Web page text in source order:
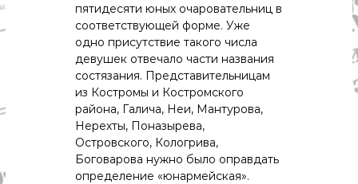
о
с
т
р
о
м
к
о
й
о
б
пятидесяти юных очаровательниц в
соответствующей форме. Уже
одно присутствие такого числа
девушек отвечало части названия
состязания. Представительницам
из Костромы и Костромского
района, Галича, Неи, Мантурова,
Нерехты, Поназырева,
Островского, Кологрива,
Боговарова нужно было оправдать
определение «юнармейская».